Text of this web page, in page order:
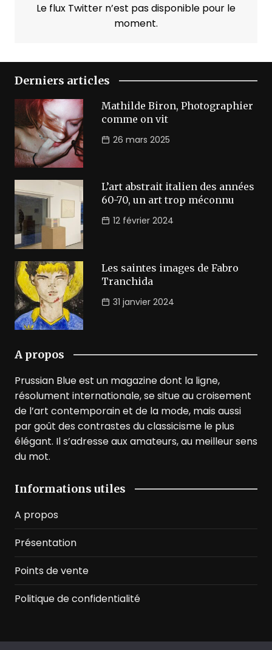
Le flux Twitter n’est pas disponible pour le
moment.
Derniers articles
Mathilde Biron, Photographier
comme on vit
26 mars 2025
L’art abstrait italien des années
60-70, un art trop méconnu
12 février 2024
Les saintes images de Fabro
Tranchida
31 janvier 2024
A propos
Prussian Blue est un magazine dont la ligne,
résolument internationale, se situe au croisement
de l’art contemporain et de la mode, mais aussi
par goût des contrastes du classicisme le plus
élégant. Il s’adresse aux amateurs, au meilleur sens
du mot.
Informations utiles
A propos
Présentation
Points de vente
Politique de confidentialité